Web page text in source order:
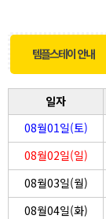
템플스테이 안내
일자
08월01일(토)
08월02일(일)
08월03일(월)
08월04일(화)